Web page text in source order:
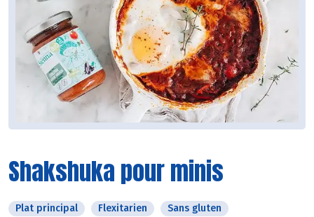
Shakshuka pour minis
Plat principal Flexitarien
Sans gluten